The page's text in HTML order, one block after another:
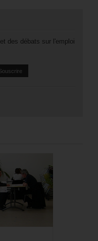
des débats sur l'emploi